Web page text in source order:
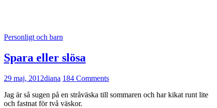
Personligt och barn
Spara eller slösa
29 maj, 2012diana 184 Comments
Jag är så sugen på en stråväska till sommaren och har kikat runt lite
och fastnat för två väskor.